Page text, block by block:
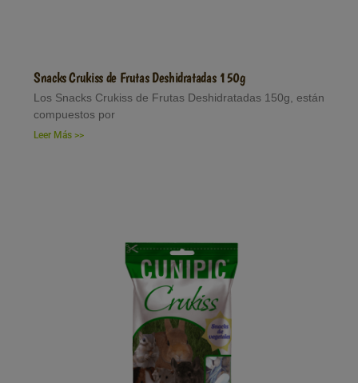
Snacks Crukiss de Frutas Deshidratadas 150g
Los Snacks Crukiss de Frutas Deshidratadas 150g, están
compuestos por
Leer Más >>